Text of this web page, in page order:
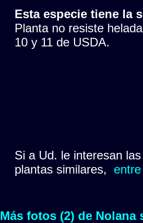
Esta especie tiene la
Planta no resiste
10 y 11 de USDA.
Si a Ud. le interesan
plantas similares,
Más fotos (2) de